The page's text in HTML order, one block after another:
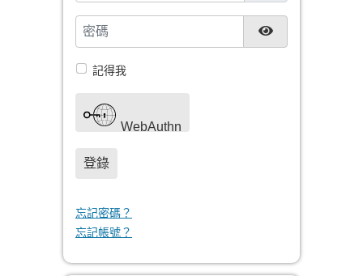
密碼 顯示密碼
記得我
WebAuthn
登錄
忘記密碼？
忘記帳號？